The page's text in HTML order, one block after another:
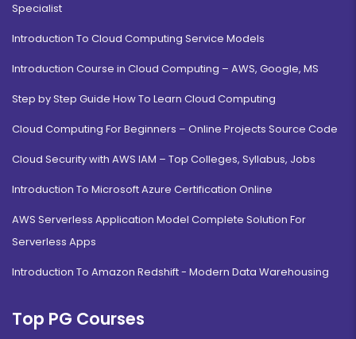
Specialist
Introduction To Cloud Computing Service Models
Introduction Course in Cloud Computing – AWS, Google, MS
Step by Step Guide How To Learn Cloud Computing
Cloud Computing For Beginners – Online Projects Source Code
Cloud Security with AWS IAM – Top Colleges, Syllabus, Jobs
Introduction To Microsoft Azure Certification Online
AWS Serverless Application Model Complete Solution For
Serverless Apps
Introduction To Amazon Redshift - Modern Data Warehousing
Top PG Courses